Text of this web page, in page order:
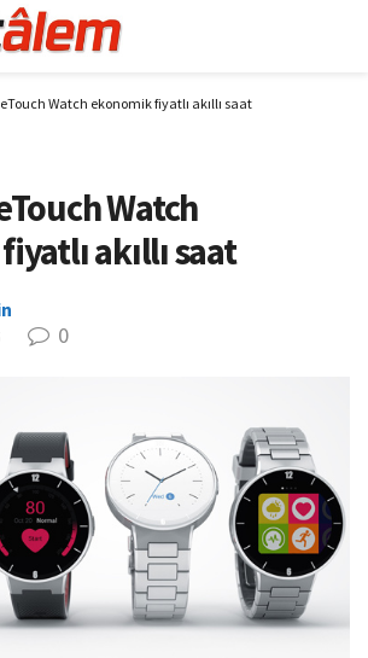
Watch ekonomik fiyatlı akıllı saat
Watch
akıllı saat
0